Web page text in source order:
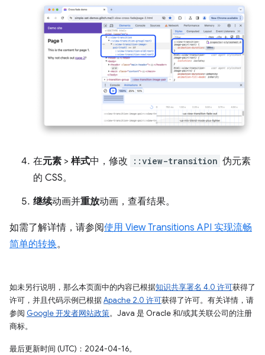
在元素 > 样式中，修改 ::view-transition 伪元素
的 CSS。
继续动画并重放动画，查看结果。
如需了解详情，请参阅使用 View Transitions API 实现流畅
简单的转换。
如未另行说明，那么本页面中的内容已根据知识共享署名 4.0 许可获得了
许可，并且代码示例已根据Apache 2.0 许可获得了许可。有关详情，请
参阅 Google 开发者网站政策。Java 是 Oracle 和/或其关联公司的注册
商标。
最后更新时间 (UTC)：2024-04-16。